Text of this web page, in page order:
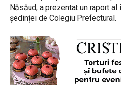
Năsăud, a prezentat un raport al
ședinței de Colegiu Prefectural.